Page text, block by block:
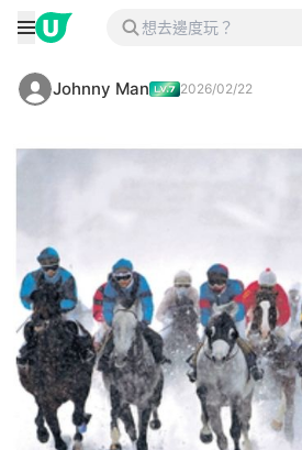
Johnny Man 2026/02/22